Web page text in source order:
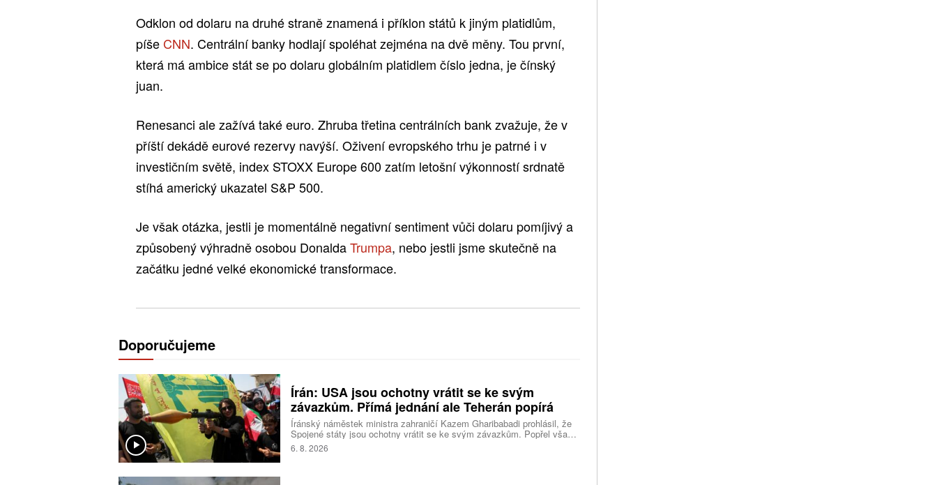
Odklon od dolaru na druhé straně znamená i příklon států k jiným platidlům,
píše CNN. Centrální banky hodlají spoléhat zejména na dvě měny. Tou první,
která má ambice stát se po dolaru globálním platidlem číslo jedna, je čínský
juan.
Renesanci ale zažívá také euro. Zhruba třetina centrálních bank zvažuje, že v
příští dekádě eurové rezervy navýší. Oživení evropského trhu je patrné i v
investičním světě, index STOXX Europe 600 zatím letošní výkonností srdnatě
stíhá americký ukazatel S&P 500.
Je však otázka, jestli je momentálně negativní sentiment vůči dolaru pomíjivý a
způsobený výhradně osobou DonaldaTrumpa, nebo jestli jsme skutečně na
začátku jedné velké ekonomické transformace.
Doporučujeme
Írán: USA jsou ochotny vrátit se ke svým
závazkům. Přímá jednání ale Teherán popírá
Íránský náměstek ministra zahraničí Kazem Gharibabadi prohlásil, že
Spojené státy jsou ochotny vrátit se ke svým závazkům. Popřel však
tvrzení amerického prezidenta Donalda Trumpa, že mezi
Washingtonem a Teheránem probíhají přímá jednání. Došlo ke
6. 8. 2026